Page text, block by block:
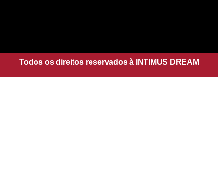
r
a
m
p
p
Todos os direitos reservados à INTIMUS DREAM